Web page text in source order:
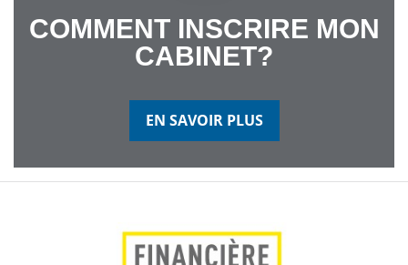
COMMENT INSCRIRE MON
CABINET?
EN SAVOIR PLUS